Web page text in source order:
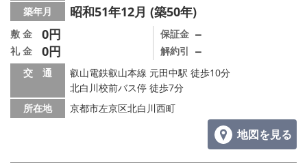
会社概要
メールでお問い合わせ
築年月 昭和51年12月 (築50年)
敷 金 0円
礼 金 0円
保証金 －
解約引 －
交 通
叡山電鉄叡山本線 元田中駅 徒歩10分
北白川校前バス停 徒歩7分
所在地
京都市左京区北白川西町
地図を見る